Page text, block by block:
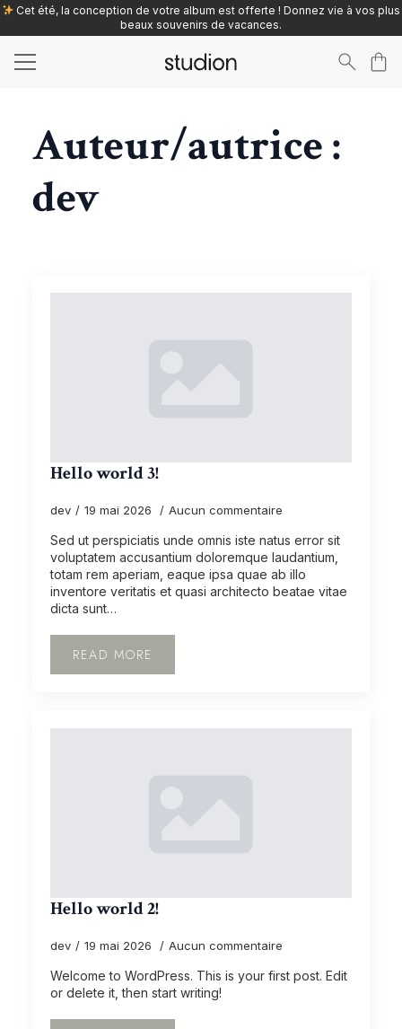
Cet été, la conception de votre album est offerte ! Donnez vie à vos plus
beaux souvenirs de vacances.
Auteur/autrice :
dev
Hello world 3!
dev 19 mai 2026 Aucun commentaire
Sed ut perspiciatis unde omnis iste natus error sit
voluptatem accusantium doloremque laudantium,
totam rem aperiam, eaque ipsa quae ab illo
inventore veritatis et quasi architecto beatae vitae
dicta sunt…
READ MORE
Hello world 2!
dev 19 mai 2026 Aucun commentaire
Welcome to WordPress. This is your first post. Edit
or delete it, then start writing!